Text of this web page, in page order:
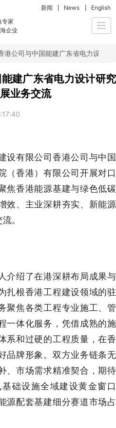
专家
企业
新闻 News English
港公司与中国能建广东省电力设计
建广东省电力设计研究
业务交流
设有限公司香港公司与中国
（香港）有限公司开展对口
焦香港能源基建与绿色低碳
效、主业深耕夯实、新能源
。
介绍了在港深耕布局成果与
扎根香港工程建设领域的驻
聚焦各类工程专业施工、管
一体化服务，凭借成熟的施
系和过硬的工程质量，在香
品牌形象。双方业务链条无
、市场需求精准契合，期待
础设施全域建设黄金窗口
源配套基建细分赛道市场占